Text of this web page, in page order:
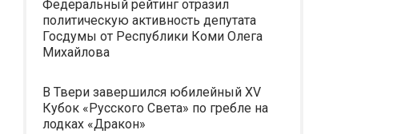
Федеральный рейтинг отразил
политическую активность депутата
Госдумы от Республики Коми Олега
Михайлова
В Твери завершился юбилейный XV
Кубок «Русского Света» по гребле на
лодках «Дракон»